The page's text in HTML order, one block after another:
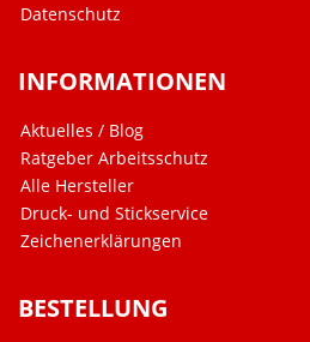
Datenschutz
INFORMATIONEN
Aktuelles / Blog
Ratgeber Arbeitsschutz
Alle Hersteller
Druck- und Stickservice
Zeichenerklärungen
BESTELLUNG